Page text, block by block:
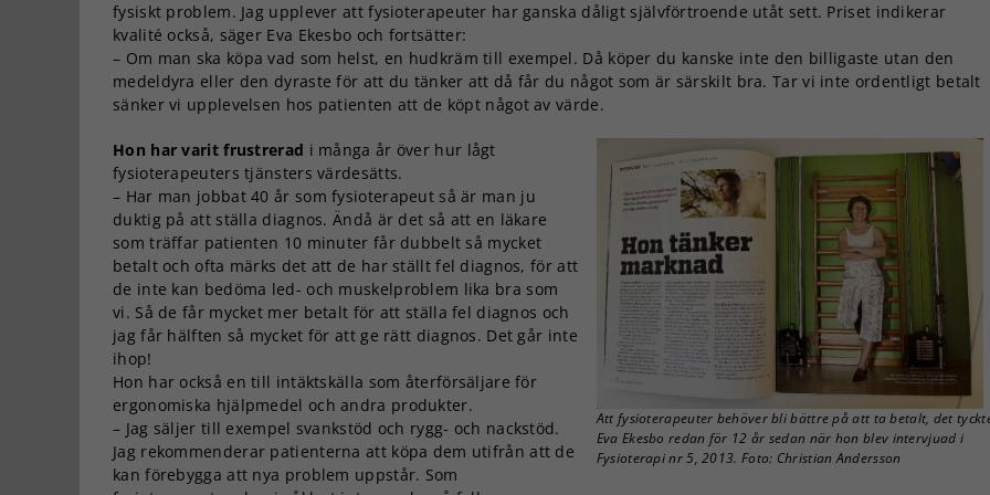
fysiskt problem. Jag upplever att fysioterapeuter har ganska dåligt självförtroende utåt sett. Priset indikerar
kvalité också, säger Eva Ekesbo och fortsätter:
– Om man ska köpa vad som helst, en hudkräm till exempel. Då köper du kanske inte den billigaste utan den
medeldyra eller den dyraste för att du tänker att då får du något som är särskilt bra. Tar vi inte ordentligt betalt
sänker vi upplevelsen hos patienten att de köpt något av värde.
Att fysioterapeuter behöver bli bättre på att ta betalt, det
Eva Ekesbo redan för 12 år sedan när hon blev intervjuad i
Fysioterapi nr 5, 2013. Foto: Christian Andersson
Hon har varit frustrerad i många år över hur lågt
fysioterapeuters tjänsters värdesätts.
– Har man jobbat 40 år som fysioterapeut så är man ju
duktig på att ställa diagnos. Ändå är det så att en läkare
som träffar patienten 10 minuter får dubbelt så mycket
betalt och ofta märks det att de har ställt fel diagnos, för att
de inte kan bedöma led- och muskelproblem lika bra som
vi. Så de får mycket mer betalt för att ställa fel diagnos och
jag får hälften så mycket för att ge rätt diagnos. Det går inte
ihop!
Hon har också en till intäktskälla som återförsäljare för
ergonomiska hjälpmedel och andra produkter.
– Jag säljer till exempel svankstöd och rygg- och nackstöd.
Jag rekommenderar patienterna att köpa dem utifrån att de
kan förebygga att nya problem uppstår. Som
funktionalitet
uppbyggnad,
baserat på
Upplevelse
För att vår
hemsida ska
prestera så
bra som
möjligt under
ditt besök.
Om du nekar
de här
kakorna
kommer viss
funktionalitet